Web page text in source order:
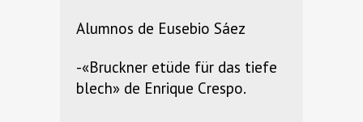
Alumnos de Eusebio Sáez
-«Bruckner etüde für das tiefe
blech» de Enrique Crespo.